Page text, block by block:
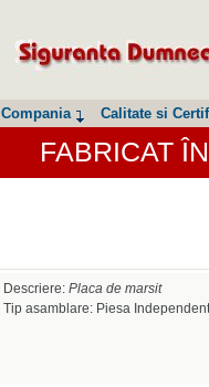
Compania Calitate si
FABRICAT
Descriere: Placa de marsit
Tip asamblare: Piesa